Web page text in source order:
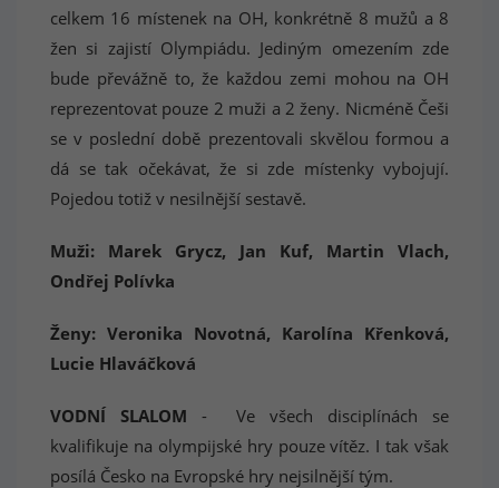
celkem 16 místenek na OH, konkrétně 8 mužů a 8
žen si zajistí Olympiádu. Jediným omezením zde
bude převážně to, že každou zemi mohou na OH
reprezentovat pouze 2 muži a 2 ženy. Nicméně Češi
se v poslední době prezentovali skvělou formou a
dá se tak očekávat, že si zde místenky vybojují.
Pojedou totiž v nesilnější sestavě.
Muži: Marek Grycz, Jan Kuf, Martin Vlach,
Ondřej Polívka
Ženy: Veronika Novotná, Karolína Křenková,
Lucie Hlaváčková
VODNÍ SLALOM - Ve všech disciplínách se
kvalifikuje na olympijské hry pouze vítěz. I tak však
posílá Česko na Evropské hry nejsilnější tým.